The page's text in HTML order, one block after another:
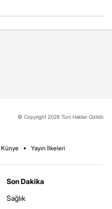
© Copyright 2026 Tüm Hakları Gizlidir.
Künye Yayın İlkeleri
Son Dakika
Sağlık